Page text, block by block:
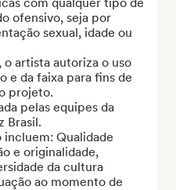
ofensivo, seja por
sexual, idade ou
artista autoriza o uso
e da faixa para fins de
projeto.
pelas equipes da
Brasil.
incluem: Qualidade
e originalidade,
da cultura
ao momento de